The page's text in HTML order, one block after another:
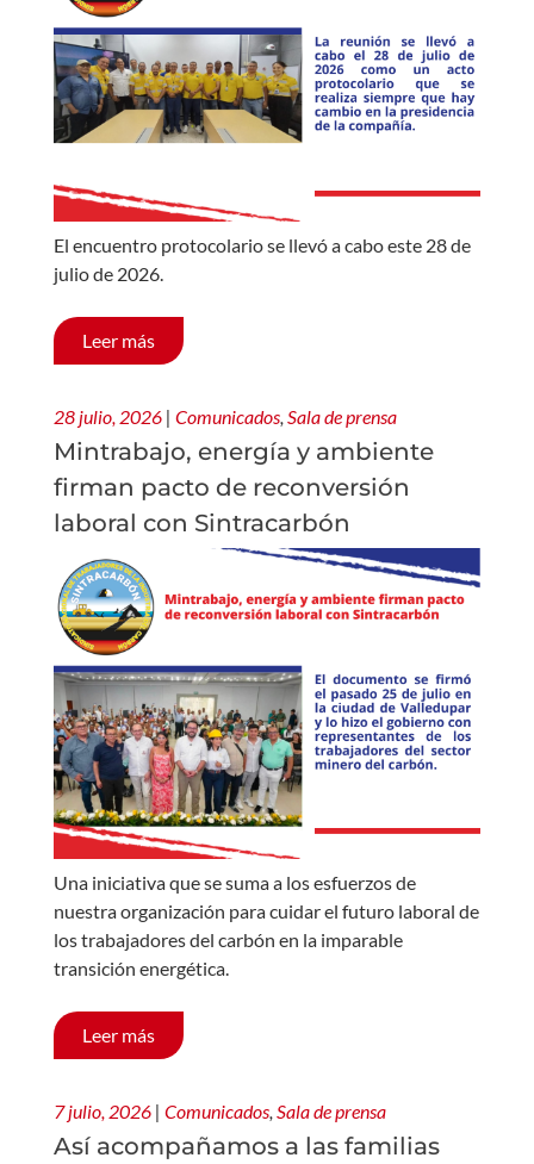
El encuentro protocolario se llevó a cabo este 28 de
julio de 2026.
Leer más
28 julio, 2026 | Comunicados Sala de prensa
Mintrabajo, energía y ambiente
firman pacto de reconversión
laboral con Sintracarbón
Una iniciativa que se suma a los esfuerzos de
nuestra organización para cuidar el futuro laboral de
los trabajadores del carbón en la imparable
transición energética.
Leer más
7 julio, 2026 | Comunicados Sala de prensa
Así acompañamos a las familias